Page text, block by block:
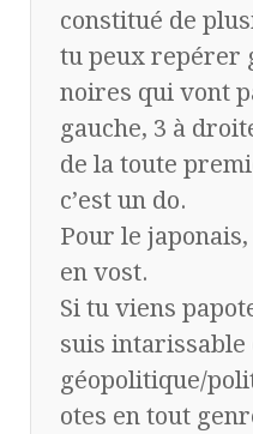
constitué de
tu peux repérer
noires qui vont
gauche, 3 à
de la toute
c’est un do.
Pour le
en vost.
Si tu viens
suis intarissable
géopolitique/
otes en tout